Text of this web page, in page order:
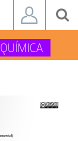
QUÍMICA